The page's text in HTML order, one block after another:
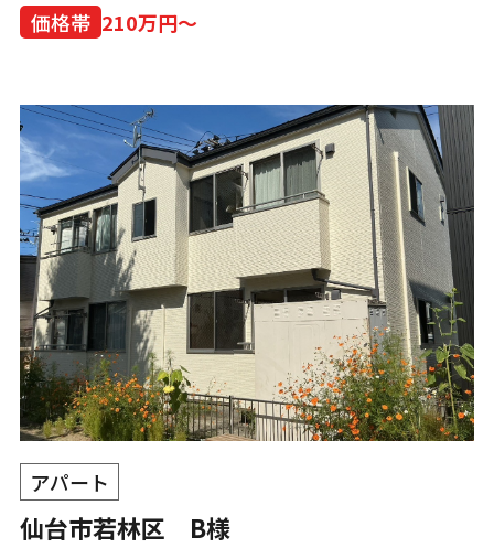
価格帯 210万円～
アパート
仙台市若林区 B様